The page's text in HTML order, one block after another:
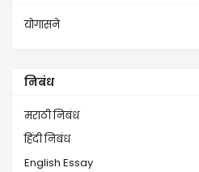
योगासने
निबंध
मराठी निबंध
हिंदी निबंध
English Essay